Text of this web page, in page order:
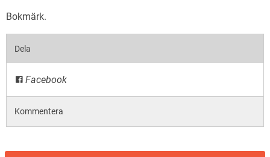
Bokmärk.
Dela
Facebook
Kommentera